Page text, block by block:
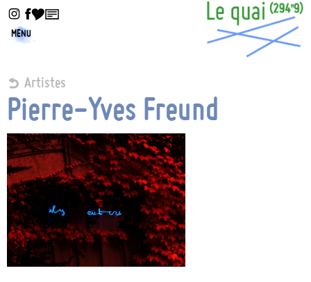
MENU
Artistes
Pierre-Yves Freund